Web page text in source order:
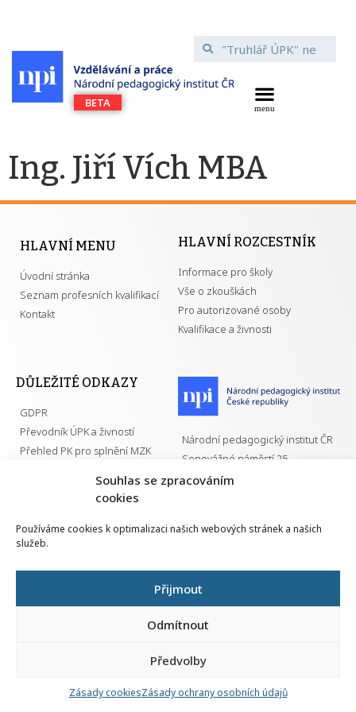
Souhlas se zpracováním
cookies
Používáme cookies k optimalizaci našich webových stránek a našich
služeb.
Přijmout
Odmítnout
Předvolby
Zásady cookiesZásady ochrany osobních údajů
Ing. Jiří Vích MBA
HLAVNÍ MENU
Úvodní stránka
Seznam profesních kvalifikací
Kontakt
HLAVNÍ ROZCESTNÍK
Informace pro školy
Vše o zkouškách
Pro autorizované osoby
Kvalifikace a živnosti
DŮLEŽITÉ ODKAZY
GDPR
Převodník ÚPK a živností
Přehled PK pro splnění MZK
Národní pedagogický institut ČR
Senovážné náměstí 25
110 00 Praha 1